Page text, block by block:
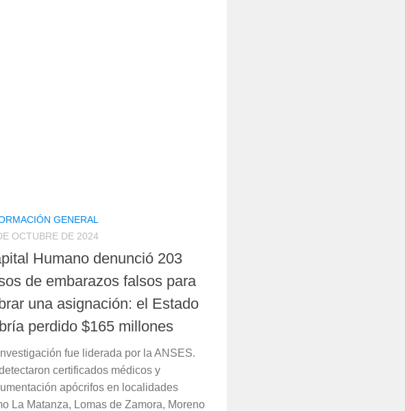
GENERAL
OCTUBRE DE 2024
Humano denunció 203
de embarazos falsos para
una asignación: el Estado
perdido $165 millones
fue liderada por la ANSES.
certificados médicos y
apócrifos en localidades
La Matanza, Lomas de Zamora, Moreno